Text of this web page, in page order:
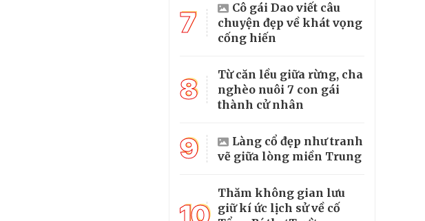
7
Cô gái Dao viết câu
chuyện đẹp về khát vọng
cống hiến
8
Từ căn lều giữa rừng, cha
nghèo nuôi 7 con gái
thành cử nhân
9
Làng cổ đẹp như tranh
vẽ giữa lòng miền Trung
Thăm không gian lưu
giữ kí ức lịch sử về cố